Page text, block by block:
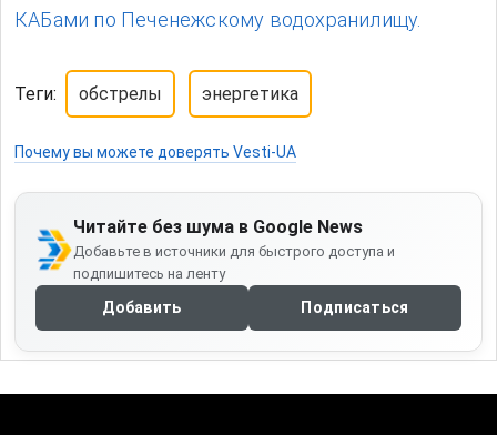
КАБами по Печенежскому водохранилищу.
Теги: обстрелы энергетика
Почему вы можете доверять Vesti-UA
Читайте без шума в Google News
Добавьте в источники для быстрого доступа и
подпишитесь на ленту
Добавить Подписаться